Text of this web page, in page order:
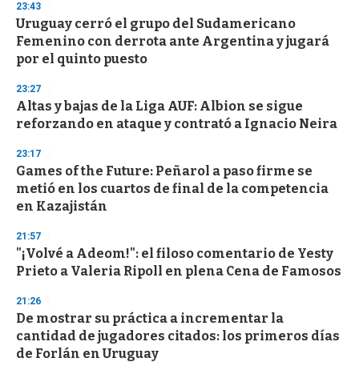
3
s
e
c
o
d
s
23:43
Uruguay cerró el grupo del Sudamericano
Femenino con derrota ante Argentina y jugará
por el quinto puesto
23:27
Altas y bajas de la Liga AUF: Albion se sigue
reforzando en ataque y contrató a Ignacio Neira
23:17
Games of the Future: Peñarol a paso firme se
metió en los cuartos de final de la competencia
en Kazajistán
21:57
"¡Volvé a Adeom!": el filoso comentario de Yesty
Prieto a Valeria Ripoll en plena Cena de Famosos
21:26
De mostrar su práctica a incrementar la
cantidad de jugadores citados: los primeros días
de Forlán en Uruguay